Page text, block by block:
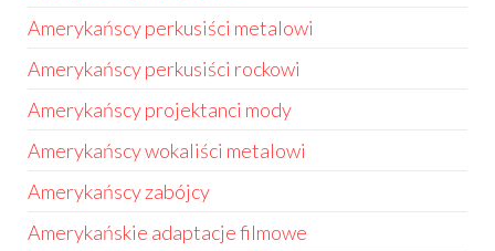
Amerykańscy perkusiści metalowi
Amerykańscy perkusiści rockowi
Amerykańscy projektanci mody
Amerykańscy wokaliści metalowi
Amerykańscy zabójcy
Amerykańskie adaptacje filmowe